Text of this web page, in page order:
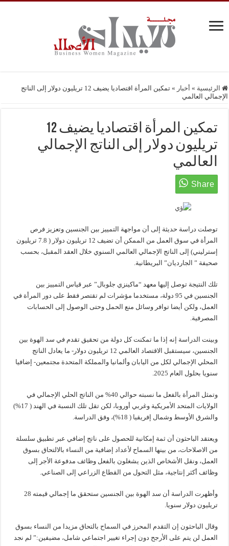
الرئيسية » أخبار »
تمكين المرأة اقتصاديا يضيف 12 تريليون دولار إلى الناتج
الإجمالي العالمي
تمكين المرأة اقتصاديا يضيف 12
تريليون دولار إلى الناتج الإجمالي
العالمي
توصلت دراسة حديثة إلى أن مواجهة التمييز بين الجنسين وتعزيز فرص
المرأة في سوق العمل من الممكن أن تضيف 12 تريليون دولار ( 7.8 تريليون
إسترليني) إلى الناتج الإجمالي العالمي السنوي خلال العقد المقبل، بحسب
صحيفة ” الجارديان” البريطانية.
تلك النتيجة توصل إليها معهد “ماكينزي جلوبال” عبر قياس التمييز بين
الجنسين في 95 دولة، مستخدما مؤشرات لم تقتصر فقط على دور المرأة في
العمل، ولكن أيضا توافر وسائل منع الحمل وحتى الوصول إلى الحسابات
المصرفية.
وبينت الدراسة إنه إذا ما تمكنت كل دولة من تحقيق تقدم في سد الهوة بين
الجنسين، سيستقبل الاقتصاد العالمي 12 تريليون دولار- ما يعادل الناتج
المحلي الإجمالي لكل من اليابان وألمانيا والمملكة المتحدة مجتمعين- إضافيا
سنويا بحلول العام 2025.
وتمثل المرأة بالفعل ما نسبته حوالي 40% من الناتج الحلي الإجمالي في
الولايات المتحد الأمريكية وغربي أوروبا، لكن تقل تلك النسبة في الهند ( 17%)
والشرق الأوسط وشمال إفريقيا ( 18%)، وفق الدراسة.
ويعتقد الباحثون أن ثمة إمكانية للحصول على ناتج إضافي عبر تطبيق سلسلة
من الاصلاحات، من بينها السماح لأعداد إضافية من النساء بالالتحاق بسوق
العمل، ونقل الأشخاص الذين يشغلون بالفعل وظائف مدفوعة الأجر إلى
وظائف أكثر إنتاجية، مثل التحول من القطاع الزراعي إلى الصناعي.
وأظهرت الدراسة أن سد الهوة بين الجنسين ستحقق ما إجمالي قيمته 28
تريليون دولار سنويا.
وقال الباحثون إن التقدم المحرز في السماح بالتحاق مزيدا من النساء بسوق
العمل لن يتم على الأرجح دون إجراء تغيير اجتماعي شامل، مضيفين:” لم نجد